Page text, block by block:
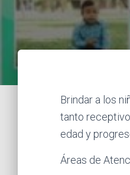
Brindar a los
tanto
edad y
Áreas de